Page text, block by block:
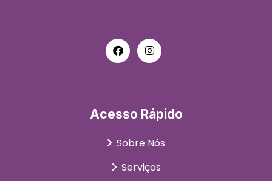
Acesso Rápido
Sobre Nós
Serviços